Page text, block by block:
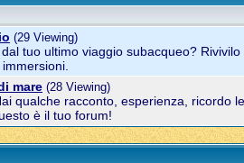
(29 Viewing)
tuo ultimo viaggio subacqueo?
mare (28 Viewing)
qualche racconto, esperienza, ricordo
è il tuo forum!